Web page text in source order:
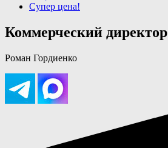
Супер цена!
Коммерческий директор
Роман Гордиенко